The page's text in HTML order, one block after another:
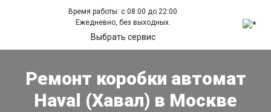
Время работы: с 08:00 до 22:00
Ежедневно, без выходных.
Выбрать сервис
Ремонт коробки автомат
Haval (Хавал) в Москве